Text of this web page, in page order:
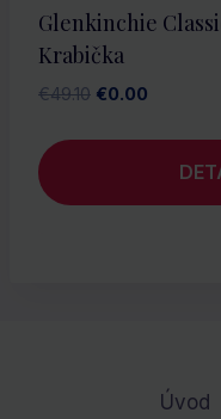
Glenkinchie
Krabička
€49.10 Pôvodná
€0.00
€0.00.
Úvod